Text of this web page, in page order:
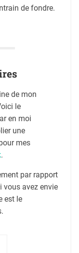
de fondre.
de mon
le
en moi
une
mes
.
par rapport
vous avez envie
est le